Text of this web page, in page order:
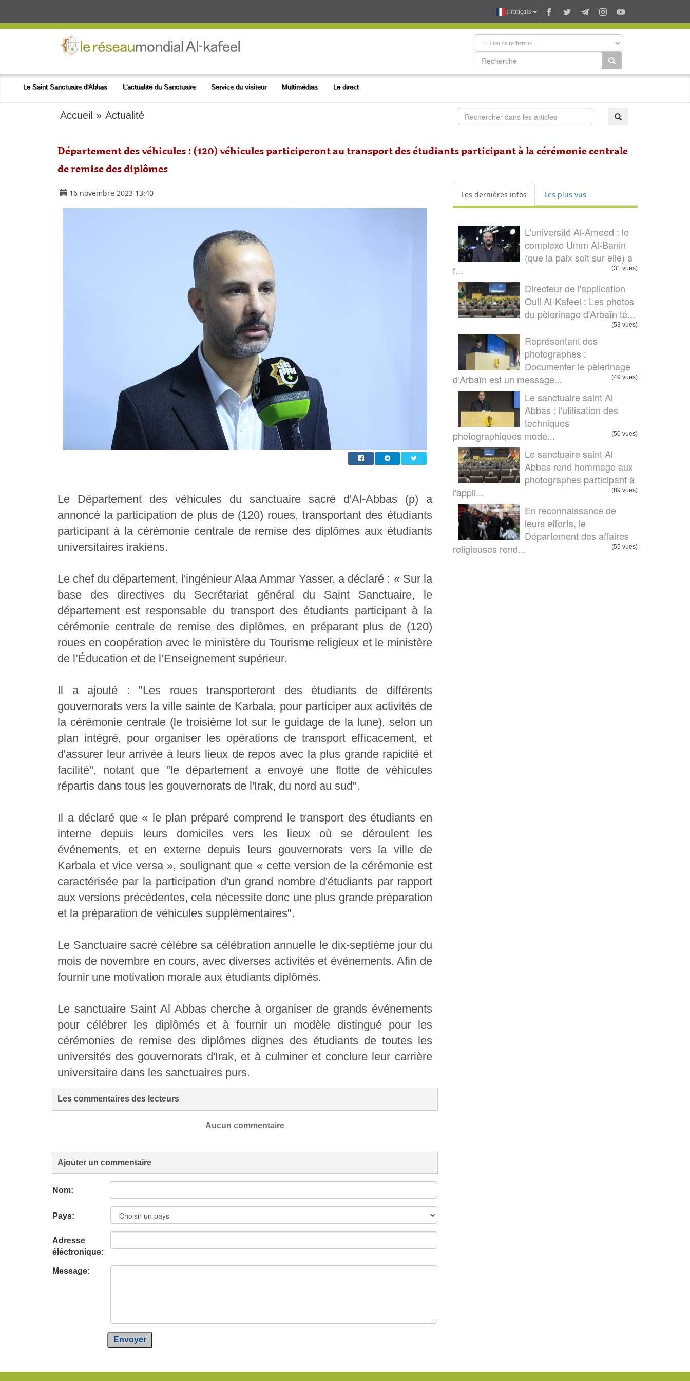
Français
Le Saint Sanctuaire d'Abbas L'actualité du Sanctuaire Service du visiteur Multimédias Le direct
Accueil »Actualité
Département des véhicules : (120) véhicules participeront au transport des étudiants participant à la cérémonie centrale
de remise des diplômes
16 novembre 2023 13:40
Le Département des véhicules du sanctuaire sacré d'Al-Abbas (p) a
annoncé la participation de plus de (120) roues, transportant des étudiants
participant à la cérémonie centrale de remise des diplômes aux étudiants
universitaires irakiens.
Le chef du département, l'ingénieur Alaa Ammar Yasser, a déclaré : « Sur la
base des directives du Secrétariat général du Saint Sanctuaire, le
département est responsable du transport des étudiants participant à la
cérémonie centrale de remise des diplômes, en préparant plus de (120)
roues en coopération avec le ministère du Tourisme religieux et le ministère
de l’Éducation et de l’Enseignement supérieur.
Il a ajouté : "Les roues transporteront des étudiants de différents
gouvernorats vers la ville sainte de Karbala, pour participer aux activités de
la cérémonie centrale (le troisième lot sur le guidage de la lune), selon un
plan intégré, pour organiser les opérations de transport efficacement, et
d'assurer leur arrivée à leurs lieux de repos avec la plus grande rapidité et
facilité", notant que "le département a envoyé une flotte de véhicules
répartis dans tous les gouvernorats de l'Irak, du nord au sud".
Il a déclaré que « le plan préparé comprend le transport des étudiants en
interne depuis leurs domiciles vers les lieux où se déroulent les
événements, et en externe depuis leurs gouvernorats vers la ville de
Karbala et vice versa », soulignant que « cette version de la cérémonie est
caractérisée par la participation d'un grand nombre d'étudiants par rapport
aux versions précédentes, cela nécessite donc une plus grande préparation
et la préparation de véhicules supplémentaires".
Le Sanctuaire sacré célèbre sa célébration annuelle le dix-septième jour du
mois de novembre en cours, avec diverses activités et événements. Afin de
fournir une motivation morale aux étudiants diplômés.
Le sanctuaire Saint Al Abbas cherche à organiser de grands événements
pour célébrer les diplômés et à fournir un modèle distingué pour les
cérémonies de remise des diplômes dignes des étudiants de toutes les
universités des gouvernorats d'Irak, et à culminer et conclure leur carrière
universitaire dans les sanctuaires purs.
Les commentaires des lecteurs
Aucun commentaire
Ajouter un commentaire
Nom:
Pays:
Adresse
éléctronique:
Message:
Envoyer
Les dernières infos Les plus vus
L'université Al-Ameed : le
complexe Umm Al-Banin
(que la paix soit sur elle) a
f...
(31 vues)
Directeur de l'application
Ouil Al-Kafeel : Les photos
du pèlerinage d'Arbaïn té...
(53 vues)
Représentant des
photographes :
Documenter le pèlerinage
d’Arbaïn est un message...
(49 vues)
Le sanctuaire saint Al
Abbas : l'utilisation des
techniques
photographiques mode...
(50 vues)
Le sanctuaire saint Al
Abbas rend hommage aux
photographes participant à
l'appli...
(89 vues)
En reconnaissance de
leurs efforts, le
Département des affaires
religieuses rend...
(55 vues)